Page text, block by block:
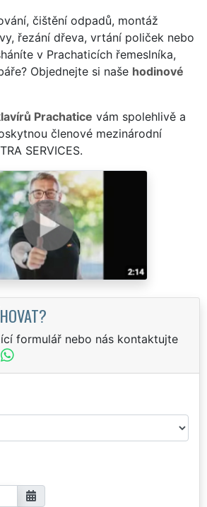
čištění odpadů, montáž
řezání dřeva, vrtání poliček nebo
v Prachaticích řemeslníka,
Objednejte si naše hodinové
Prachatice vám spolehlivě a
členové mezinárodní
SERVICES.
formulář nebo nás kontaktujte